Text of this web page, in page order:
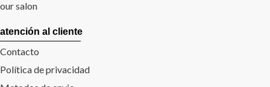
our salon
atención al cliente
Contacto
Política de privacidad